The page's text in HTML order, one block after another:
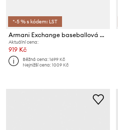
*-5 % s kódem: LST
Armani Exchange baseballová čepice pánská bavlněná
Aktuální cena:
919 Kč
Běžná cena:1699 Kč
Nejnižší cena:1009 Kč